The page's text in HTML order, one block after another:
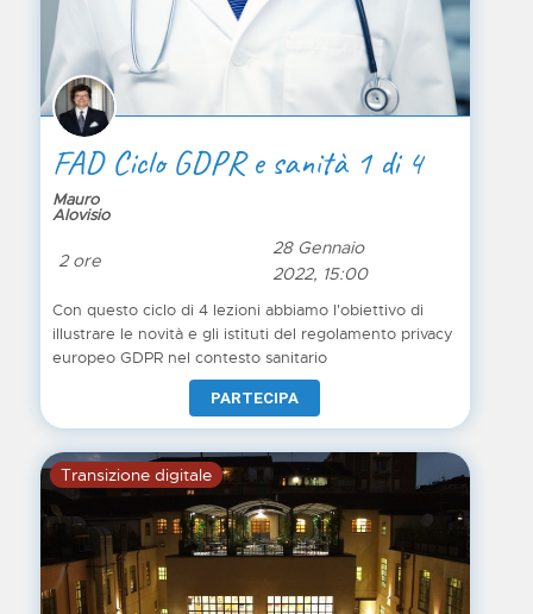
FAD Ciclo GDPR e sanità 1 di 4
Mauro
Alovisio
2 ore
28 Gennaio
2022, 15:00
Con questo ciclo di 4 lezioni abbiamo l'obiettivo di
illustrare le novità e gli istituti del regolamento privacy
europeo GDPR nel contesto sanitario
PARTECIPA
Transizione digitale